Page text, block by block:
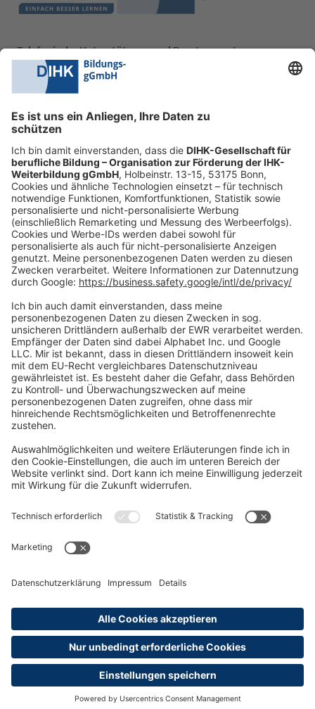
Telefonische Unterstützung und Beratung unter:
0228 6205 205
Fr.:
09:00-14:00 Uhr
shop@dihk-bildung.shop
Vertrag widerrufen
Zahlungsarten
Social Media
Oft Gesucht
Rund um die Prüfung
Datenschutzerklärung
Widerrufsrecht
Versandinformationen
Erklärung zur Barrierefreiheit
Abonnements hier kündigen
Cookie-Einstellungen
Alle Preise sind inkl. MwSt. und ggf. zzgl.Versandkosten